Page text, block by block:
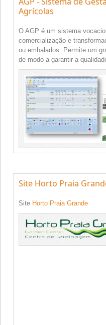
Agrícolas
O AGP é um sistema
comercialização e
ou embalados. Permite um
de modo a garantir a
Site Horto Praia
Site Horto Praia Grande